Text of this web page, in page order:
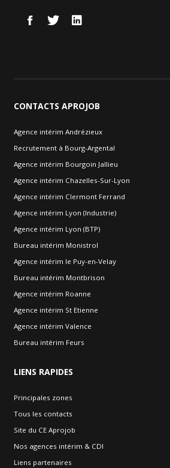
CONTACTS APROJOB
Agence intérim Andrézieux
Recrutement à Bourg-Argental
Agence intérim Bourgoin Jallieu
Agence intérim Chazelles-Sur-Lyon
Agence intérim Clermont Ferrand
Agence intérim Lyon (Industrie)
Agence intérim Lyon (BTP)
Bureau intérim Monistrol
Agence intérim le Puy-en-Velay
Bureau intérim Montbrison
Agence intérim Roanne
Agence intérim St Etienne
Agence intérim Valence
Bureau intérim Feurs
LIENS RAPIDES
Principales zones
Tous les contacts
Site du CE Aprojob
Nos agences intérim & CDI
Liens partenaires